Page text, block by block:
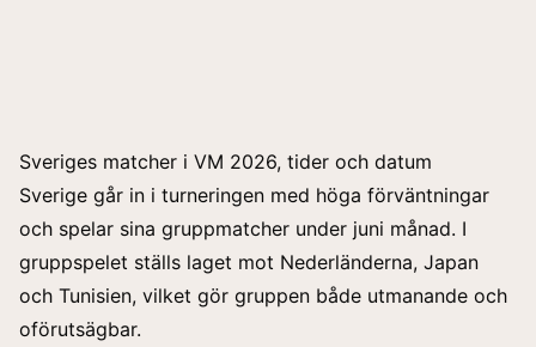
Sveriges matcher i VM 2026, tider och datum
Sverige går in i turneringen med höga förväntningar
och spelar sina gruppmatcher under juni månad. I
gruppspelet ställs laget mot Nederländerna, Japan
och Tunisien, vilket gör gruppen både utmanande och
oförutsägbar.